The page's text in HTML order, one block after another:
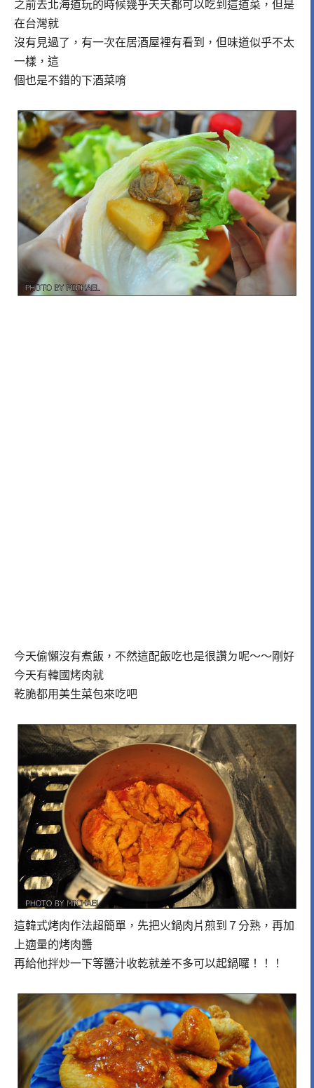
之前去北海道玩的時候幾乎天天都可以吃到這道菜，但是
在台灣就
沒有見過了，有一次在居酒屋裡有看到，但味道似乎不太
一樣，這
個也是不錯的下酒菜唷
今天偷懶沒有煮飯，不然這配飯吃也是很讚ㄉ呢～～剛好
今天有韓國烤肉就
乾脆都用美生菜包來吃吧
這韓式烤肉作法超簡單，先把火鍋肉片煎到７分熟，再加
上適量的烤肉醬
再給他拌炒一下等醬汁收乾就差不多可以起鍋囉！！！